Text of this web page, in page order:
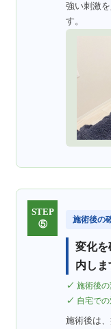
強い刺激
す。
STEP
⑤
施術後の
変化を
内しま
施術後
自宅で
施術後は